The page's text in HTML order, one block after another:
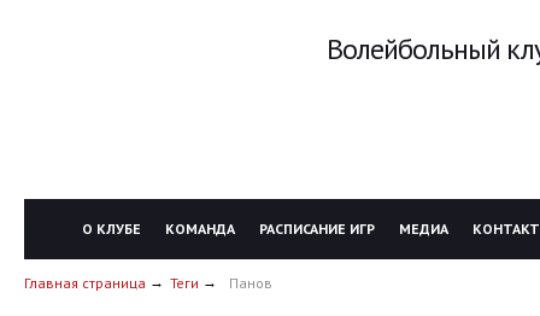
Волейбольный
О КЛУБЕ КОМАНДА РАСПИСАНИЕ ИГР МЕДИА
Главная страница Теги Панов